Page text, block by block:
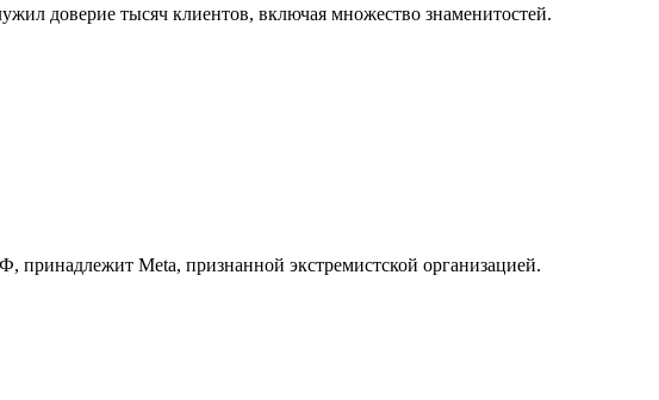
доверие тысяч клиентов, включая множество знаменитостей.
принадлежит Meta, признанной экстремистской организацией.